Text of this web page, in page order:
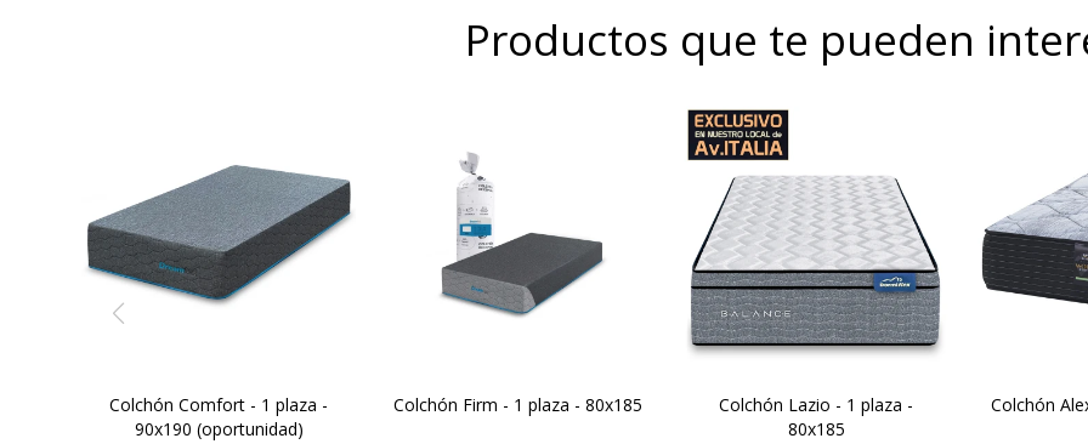
Productos que te pueden
El Colchón que gana
corazones, un punto medio
que sabe a equilibrio.
Descubre la Esencia del
Colchón Comfort.
Colchón Comfort - 1 plaza -
90x190 (oportunidad)
Para vos Dreamer que
necesitas un descanso
después de una jornada de
haber dado todo de vos,
descubrí el colchón Firm y
mejora tu descanso.
Colchón Firm - 1 plaza - 80x185
Óptimo soporte y mayor
duración, Altura de colchón
24cm.
Elevado confort gracias a
las capas adicionales de
espuma contenida por un
sistema Europillow
Colchón Lazio - 1 plaza -
80x185
de alta
Manta de
LFK –
de
Colchón